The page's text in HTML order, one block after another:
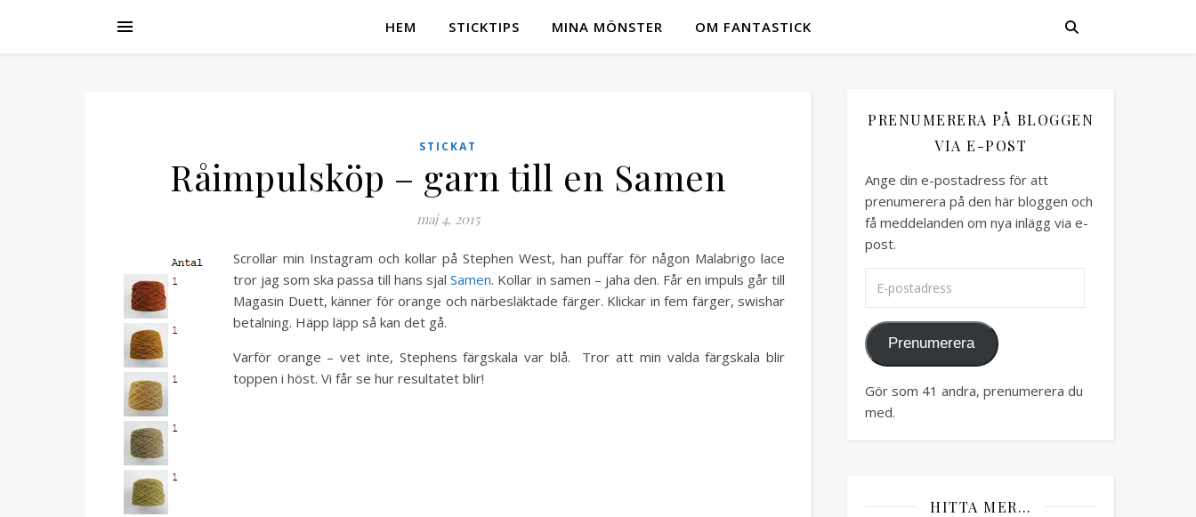
HEM STICKTIPS MINA MÖNSTER OM FANTASTICK
STICKAT
Råimpulsköp – garn till en Samen
maj 4, 2015
Scrollar min Instagram och kollar på Stephen West, han puffar för någon Malabrigo lace
tror jag som ska passa till hans sjal Samen. Kollar in samen – jaha den. Får en impuls går till
Magasin Duett, känner för orange och närbesläktade färger. Klickar in fem färger, swishar
betalning. Häpp läpp så kan det gå.
Varför orange – vet inte, Stephens färgskala var blå. Tror att min valda färgskala blir
toppen i höst. Vi får se hur resultatet blir!
PRENUMERERA PÅ BLOGGEN
VIA E-POST
Ange din e-postadress för att
prenumerera på den här bloggen och
få meddelanden om nya inlägg via e-
post.
Prenumerera
Gör som 41 andra, prenumerera du
med.
HITTA MER…